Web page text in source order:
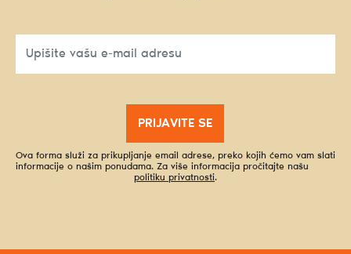
PRIJAVITE SE
Ova forma služi za prikupljanje email adrese, preko kojih ćemo vam slati
informacije o našim ponudama. Za više informacija pročitajte našu
politiku privatnosti.